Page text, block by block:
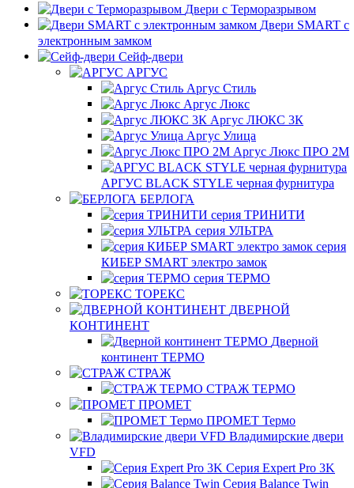
Двери с Терморазрывом
Двери SMART с
электронным замком
Сейф-двери
АРГУС
Аргус Стиль
Аргус Люкс
Аргус ЛЮКС 3К
Аргус Улица
Аргус Люкс ПРО 2М
АРГУС BLACK STYLE черная фурнитура
БЕРЛОГА
серия ТРИНИТИ
серия УЛЬТРА
серия
КИБЕР SMART электро замок
серия ТЕРМО
ТОРЕКС
ДВЕРНОЙ
КОНТИНЕНТ
Дверной
континент ТЕРМО
СТРАЖ
СТРАЖ ТЕРМО
ПРОМЕТ
ПРОМЕТ Термо
Владимирские двери
VFD
Серия Expert Pro 3K
Серия Balance Twin